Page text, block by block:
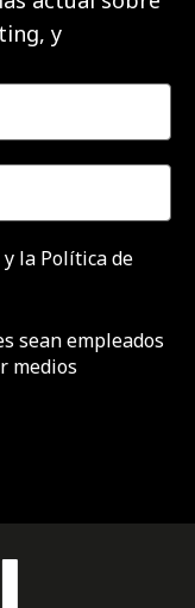
y
la Política de
sean empleados
medios